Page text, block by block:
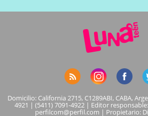
Domicilio: California 2715, C1289ABI, CABA,
4921 | (5411) 7091-4922 | Editor
perfilcom@perfil.com | Propietario: